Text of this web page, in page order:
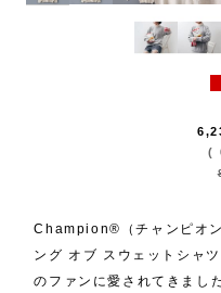
(
Champion®（チャンピオ
ング オブ スウェットシャ
のファンに愛されてきまし